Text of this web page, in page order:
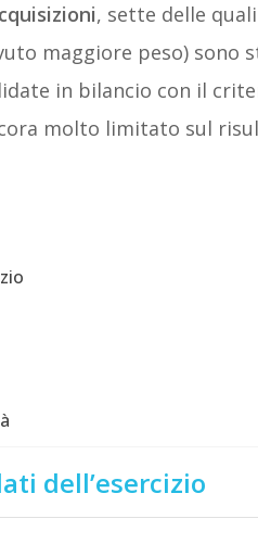
, sette delle
maggiore peso) sono
in bilancio con il
molto limitato sul
dell’esercizio